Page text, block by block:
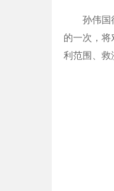
孙伟国
的一次，
利范围、救